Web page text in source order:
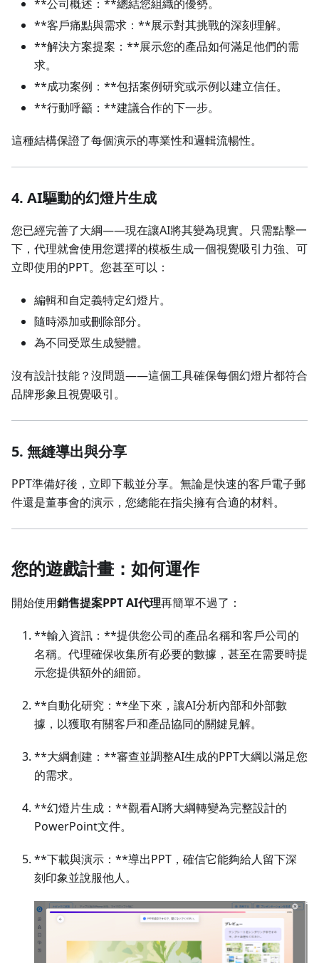
**公司概述：**總結您組織的優勢。
**客戶痛點與需求：**展示對其挑戰的深刻理解。
**解決方案提案：**展示您的產品如何滿足他們的需
求。
**成功案例：**包括案例研究或示例以建立信任。
**行動呼籲：**建議合作的下一步。
這種結構保證了每個演示的專業性和邏輯流暢性。
4. AI驅動的幻燈片生成
您已經完善了大綱——現在讓AI將其變為現實。只需點擊一
下，代理就會使用您選擇的模板生成一個視覺吸引力強、可
立即使用的PPT。您甚至可以：
編輯和自定義特定幻燈片。
隨時添加或刪除部分。
為不同受眾生成變體。
沒有設計技能？沒問題——這個工具確保每個幻燈片都符合
品牌形象且視覺吸引。
5. 無縫導出與分享
PPT準備好後，立即下載並分享。無論是快速的客戶電子郵
件還是董事會的演示，您總能在指尖擁有合適的材料。
您的遊戲計畫：如何運作
開始使用銷售提案PPT AI代理再簡單不過了：
**輸入資訊：**提供您公司的產品名稱和客戶公司的
名稱。代理確保收集所有必要的數據，甚至在需要時提
示您提供額外的細節。
**自動化研究：**坐下來，讓AI分析內部和外部數
據，以獲取有關客戶和產品協同的關鍵見解。
**大綱創建：**審查並調整AI生成的PPT大綱以滿足您
的需求。
**幻燈片生成：**觀看AI將大綱轉變為完整設計的
PowerPoint文件。
**下載與演示：**導出PPT，確信它能夠給人留下深
刻印象並說服他人。